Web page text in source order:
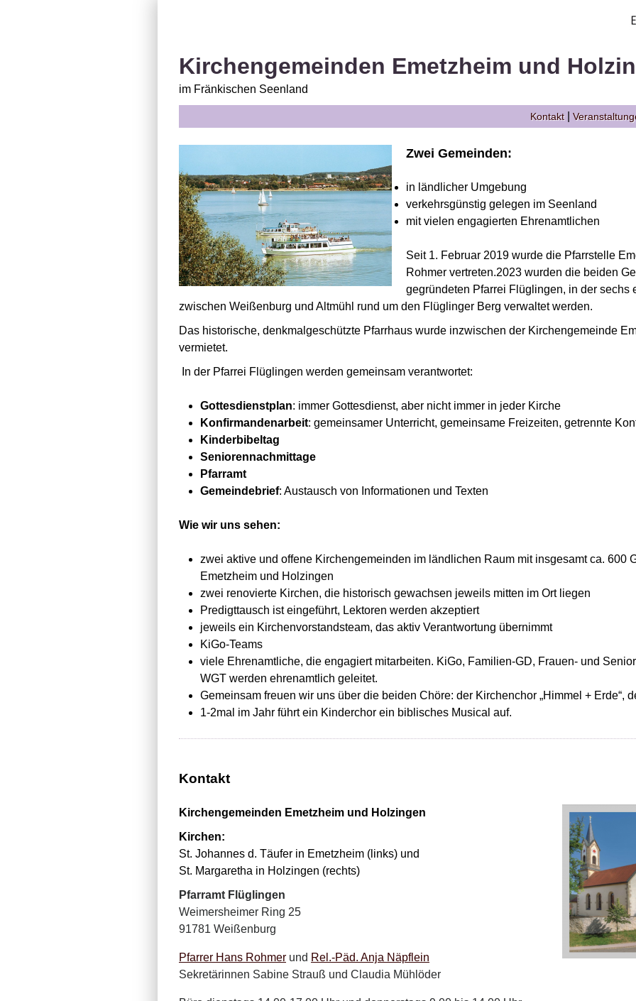
Kirchengemeinden Emetzheim und
im Fränkischen Seenland
Kontakt|
Zwei Gemeinden:
in ländlicher Umgebung
verkehrsgünstig gelegen im Seenland
mit vielen engagierten Ehrenamtlichen
Seit 1. Februar 2019 wurde die Pfarrstelle
Rohmer vertreten.2023 wurden die beiden
gegründeten Pfarrei Flüglingen, in der sechs
zwischen Weißenburg und Altmühl rund um den Flüglinger Berg verwaltet werden.
Das historische, denkmalgeschützte Pfarrhaus wurde inzwischen der Kirchengemeinde
vermietet.
In der Pfarrei Flüglingen werden gemeinsam verantwortet:
Gottesdienstplan: immer Gottesdienst, aber nicht immer in jeder Kirche
Konfirmandenarbeit: gemeinsamer Unterricht, gemeinsame Freizeiten, getrennte
Kinderbibeltag
Seniorennachmittage
Pfarramt
Gemeindebrief: Austausch von Informationen und Texten
Wie wir uns sehen:
zwei aktive und offene Kirchengemeinden im ländlichen Raum mit insgesamt ca. 600
Emetzheim und Holzingen
zwei renovierte Kirchen, die historisch gewachsen jeweils mitten im Ort liegen
Predigttausch ist eingeführt, Lektoren werden akzeptiert
jeweils ein Kirchenvorstandsteam, das aktiv Verantwortung übernimmt
KiGo-Teams
viele Ehrenamtliche, die engagiert mitarbeiten. KiGo, Familien-GD, Frauen- und
WGT werden ehrenamtlich geleitet.
Gemeinsam freuen wir uns über die beiden Chöre: der Kirchenchor „Himmel + Erde“,
1-2mal im Jahr führt ein Kinderchor ein biblisches Musical auf.
Kontakt
Kirchengemeinden Emetzheim und Holzingen
Kirchen:
St. Johannes d. Täufer in Emetzheim (links) und
St. Margaretha in Holzingen (rechts)
Pfarramt Flüglingen
Weimersheimer Ring 25
91781 Weißenburg
Pfarrer Hans Rohmer und Rel.-Päd. Anja Näpflein
Sekretärinnen Sabine Strauß und Claudia Mühlöder